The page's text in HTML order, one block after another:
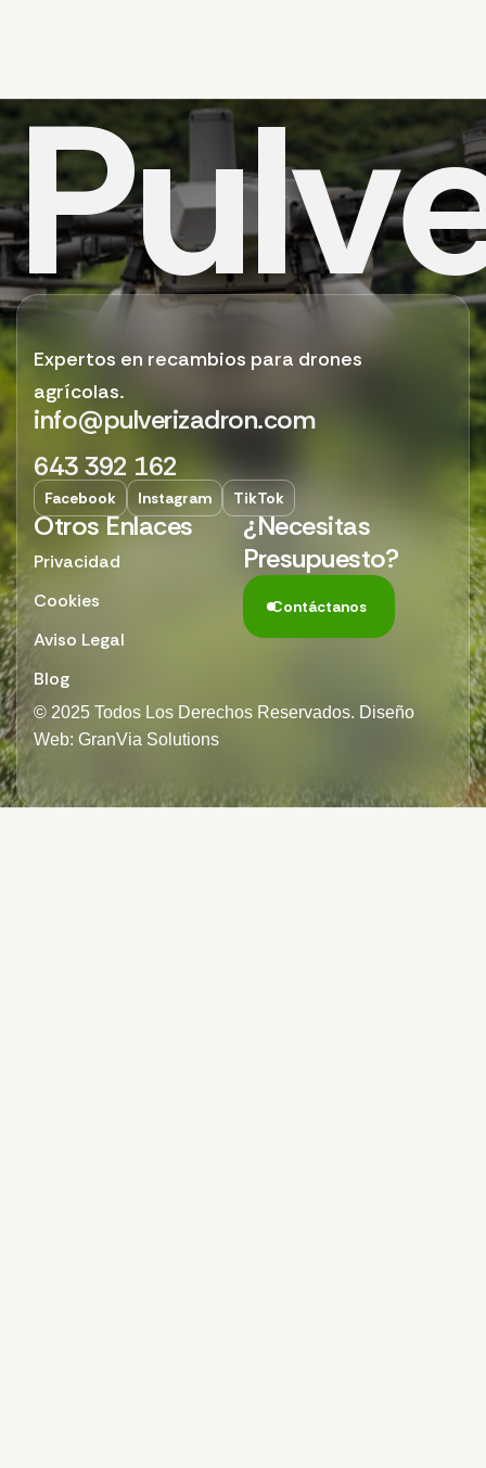
Pulv
Expertos en recambios para drones
agrícolas.
info@pulverizadron.com
643 392 162
Facebook Instagram TikTok
Otros Enlaces
Privacidad
Cookies
Aviso Legal
Blog
¿Necesitas
Presupuesto?
Contáctanos
© 2025 Todos Los Derechos Reservados. Diseño
Web: GranVia Solutions